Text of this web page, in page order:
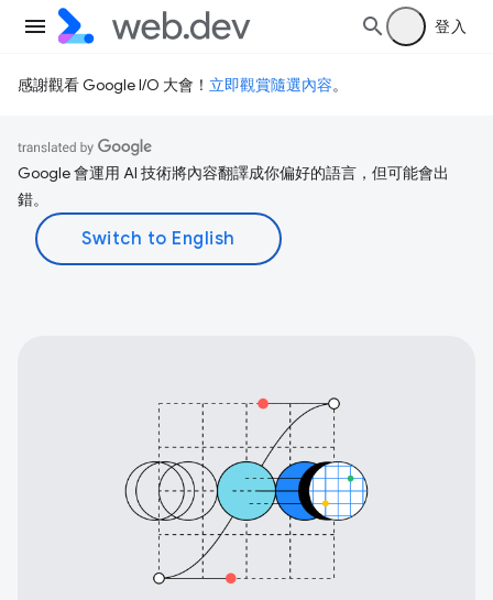
登入
感謝觀看 Google I/O 大會！ 立即觀賞隨選內容。
Google 會運用 AI 技術將內容翻譯成你偏好的語言，但可能會出
錯。